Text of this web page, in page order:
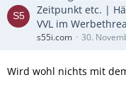
Zeitpunkt etc. |
VVL im
s55i.com 30.
Wird wohl nichts mit